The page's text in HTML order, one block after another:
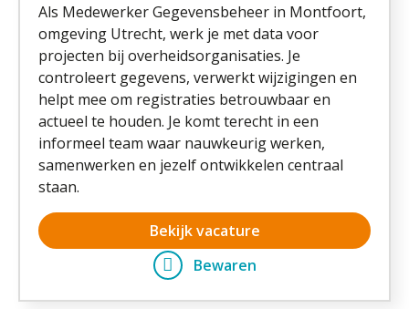
Als Medewerker Gegevensbeheer in Montfoort,
omgeving Utrecht, werk je met data voor
projecten bij overheidsorganisaties. Je
controleert gegevens, verwerkt wijzigingen en
helpt mee om registraties betrouwbaar en
actueel te houden. Je komt terecht in een
informeel team waar nauwkeurig werken,
samenwerken en jezelf ontwikkelen centraal
staan.
Bekijk vacature
Bewaren